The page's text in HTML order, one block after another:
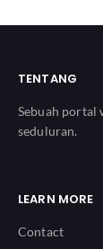
TENTANG
Sebuah portal
seduluran.
LEARN MORE
Contact